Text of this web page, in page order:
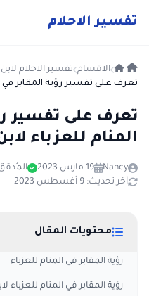
تفسير الاحلام
الاقسام تفسير الاحلام
تعرف على تفسير رؤية المقابر في
تعرف على تفسير
المنام للعزباء
Nancy 19 مارس 2023
آخر تحديث: 9 أغسطس 2023
محتويات المقال
رؤية المقابر في المنام للعزباء
رؤية المقابر في المنام للعزباء